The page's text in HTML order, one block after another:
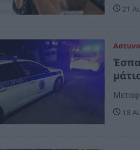
21
18